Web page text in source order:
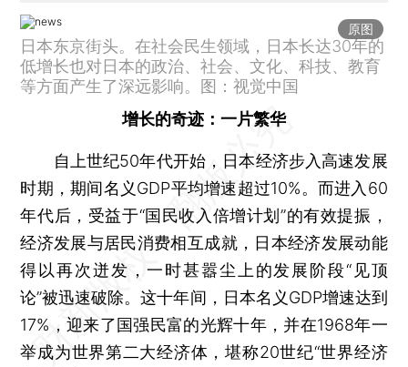
原图
日本东京街头。在社会民生领域，日本长达30年的
低增长也对日本的政治、社会、文化、科技、教育
等方面产生了深远影响。图：视觉中国
增长的奇迹：一片繁华
自上世纪50年代开始，日本经济步入高速发展
时期，期间名义GDP平均增速超过10%。而进入60
年代后，受益于“国民收入倍增计划”的有效提振，
经济发展与居民消费相互成就，日本经济发展动能
得以再次迸发，一时甚嚣尘上的发展阶段“见顶
论”被迅速破除。这十年间，日本名义GDP增速达到
17%，迎来了国强民富的光辉十年，并在1968年一
举成为世界第二大经济体，堪称20世纪“世界经济